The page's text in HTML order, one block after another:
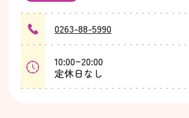
0263-88-5990
10:00~20:00
定休日なし